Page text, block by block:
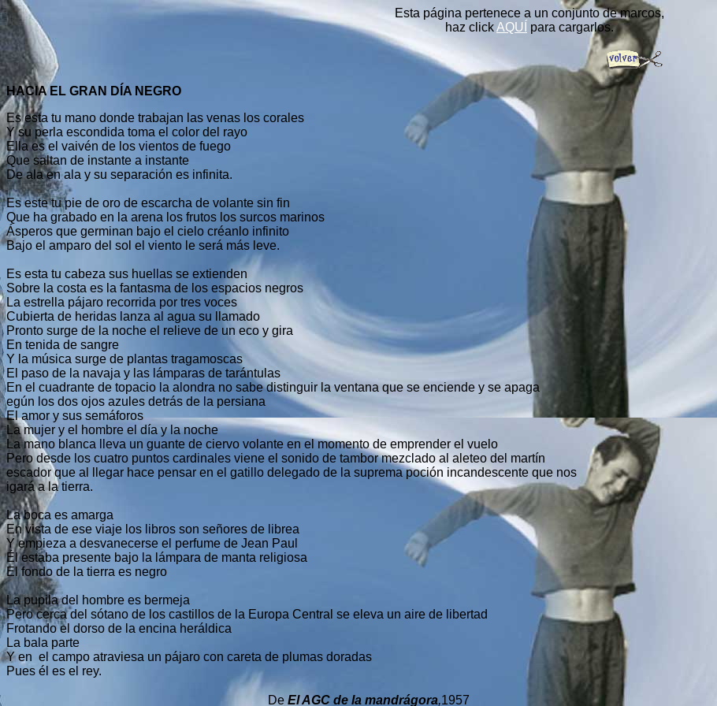
Esta página pertenece a un conjunto de marcos,
haz clickAQUÍ para cargarlos.
HACIA EL GRAN DÍA NEGRO
Es esta tu mano donde trabajan las venas los corales
Y su perla escondida toma el color del rayo
Ella es el vaivén de los vientos de fuego
Que saltan de instante a instante
De ala en ala y su separación es infinita.
Es este tu pie de oro de escarcha de volante sin fin
Que ha grabado en la arena los frutos los surcos marinos
Ásperos que germinan bajo el cielo créanlo infinito
Bajo el amparo del sol el viento le será más leve.
Es esta tu cabeza sus huellas se extienden
Sobre la costa es la fantasma de los espacios negros
La estrella pájaro recorrida por tres voces
Cubierta de heridas lanza al agua su llamado
Pronto surge de la noche el relieve de un eco y gira
En tenida de sangre
Y la música surge de plantas tragamoscas
El paso de la navaja y las lámparas de tarántulas
En el cuadrante de topacio la alondra no sabe distinguir la ventana que se enciende y se apaga
egún los dos ojos azules detrás de la persiana
El amor y sus semáforos
La mujer y el hombre el día y la noche
La mano blanca lleva un guante de ciervo volante en el momento de emprender el vuelo
Pero desde los cuatro puntos cardinales viene el sonido de tambor mezclado al aleteo del martín
escador que al llegar hace pensar en el gatillo delegado de la suprema poción incandescente que nos
igará a la tierra.
La boca es amarga
En vista de ese viaje los libros son señores de librea
Y empieza a desvanecerse el perfume de Jean Paul
Él estaba presente bajo la lámpara de manta religiosa
El fondo de la tierra es negro
La pupila del hombre es bermeja
Pero cerca del sótano de los castillos de la Europa Central se eleva un aire de libertad
Frotando el dorso de la encina heráldica
La bala parte
Y en el campo atraviesa un pájaro con careta de plumas doradas
Pues él es el rey.
De El AGC de la mandrágora,1957